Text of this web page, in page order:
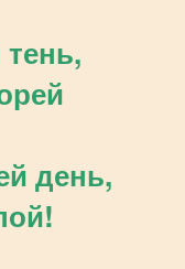
день,